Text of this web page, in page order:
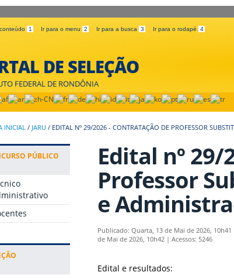
1 Ir para o menu 2 Ir para a busca 3 Ir para o rodapé 4
DE SELEÇÃO
FEDERAL DE RONDÔNIA
INICIAL / JARU / EDITAL Nº 29/2026 - CONTRATAÇÃO DE PROFESSOR
PÚBLICO
Edital nº
Professor
e
Publicado: Quarta, 13 de Mai de 2026, 10h41
de Mai de 2026, 10h42 | Acessos: 5246
Edital e resultados: